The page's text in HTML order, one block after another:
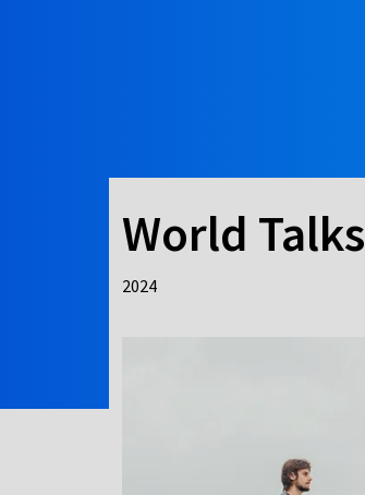
World Talks
2024